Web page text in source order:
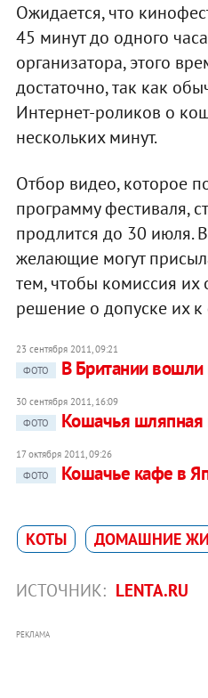
Ожидается, что
45 минут до одного
организатора, этого
достаточно, так как
Интернет-роликов о
нескольких минут.
Отбор видео, которое
программу фестиваля,
продлится до 30 июля.
желающие могут
тем, чтобы комиссия их
решение о допуске их
23 сентября 2011, 09:21
ФОТО
В Британии
30 сентября 2011, 16:09
ФОТО
Кошачья шляпная
17 октября 2011, 09:26
ФОТО
Кошачье кафе в
КОТЫ ДОМАШНИЕ
ИСТОЧНИК: LENTA.RU
РЕКЛАМА